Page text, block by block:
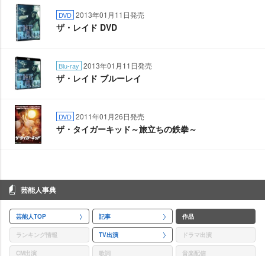
DVD 2013年01月11日発売
ザ・レイド DVD
Blu-ray 2013年01月11日発売
ザ・レイド ブルーレイ
DVD 2011年01月26日発売
ザ・タイガーキッド～旅立ちの鉄拳～
芸能人事典
芸能人TOP 記事 作品
ランキング情報 TV出演 ドラマ出演
CM出演 歌詞 音楽配信